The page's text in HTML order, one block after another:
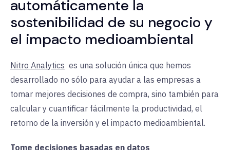
automáticamente la
sostenibilidad de su negocio y
el impacto medioambiental
Nitro Analytics es una solución única que hemos
desarrollado no sólo para ayudar a las empresas a
tomar mejores decisiones de compra, sino también para
calcular y cuantificar fácilmente la productividad, el
retorno de la inversión y el impacto medioambiental.
Tome decisiones basadas en datos